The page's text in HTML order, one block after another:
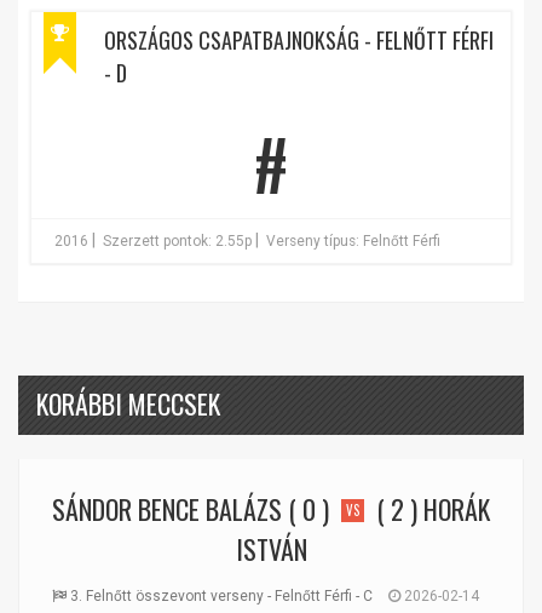
ORSZÁGOS CSAPATBAJNOKSÁG - FELNŐTT FÉRFI
- D
#
2016 Szerzett pontok: 2.55p Verseny típus: Felnőtt Férfi
KORÁBBI MECCSEK
SÁNDOR BENCE BALÁZS ( 0 ) VS ( 2 )HORÁK
ISTVÁN
3. Felnőtt összevont verseny - Felnőtt Férfi - C
2026-02-14